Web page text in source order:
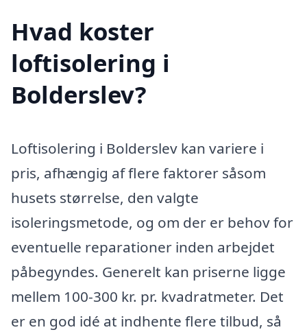
Hvad koster
loftisolering i
Bolderslev?
Loftisolering i Bolderslev kan variere i
pris, afhængig af flere faktorer såsom
husets størrelse, den valgte
isoleringsmetode, og om der er behov for
eventuelle reparationer inden arbejdet
påbegyndes. Generelt kan priserne ligge
mellem 100-300 kr. pr. kvadratmeter. Det
er en god idé at indhente flere tilbud, så